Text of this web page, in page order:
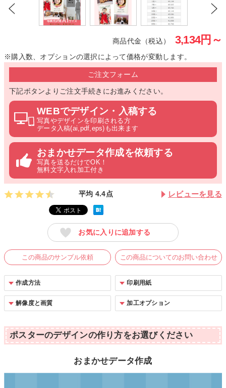
商品代金（税込） 3,134円～
※購入数、オプションの選択によって価格が変動します。
ご注文フォーム
下記ボタンよりご注文手続きにお進みください。
WEBでデザイン・入稿する
写真やデザインを印刷される方
データ入稿(ai,pdf,eps)も出来ます
おまかせデータ作成を依頼する
写真を送るだけでOK！
無料文字入れ加工付き
平均 4.4点 レビューを見る
お気に入りに追加する
この商品のサンプル依頼 この商品についてのお問い合わせ
作成方法 印刷用紙
解像度と画質 加工オプション
ポスターのデザインの作り方をお選びください
おまかせデータ作成